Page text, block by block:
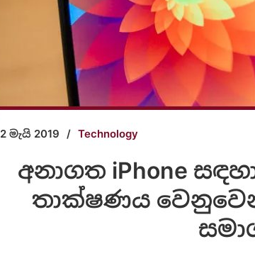
2 මැයි 2019 / Technology
අනාගත iPhone
තාක්ෂණය